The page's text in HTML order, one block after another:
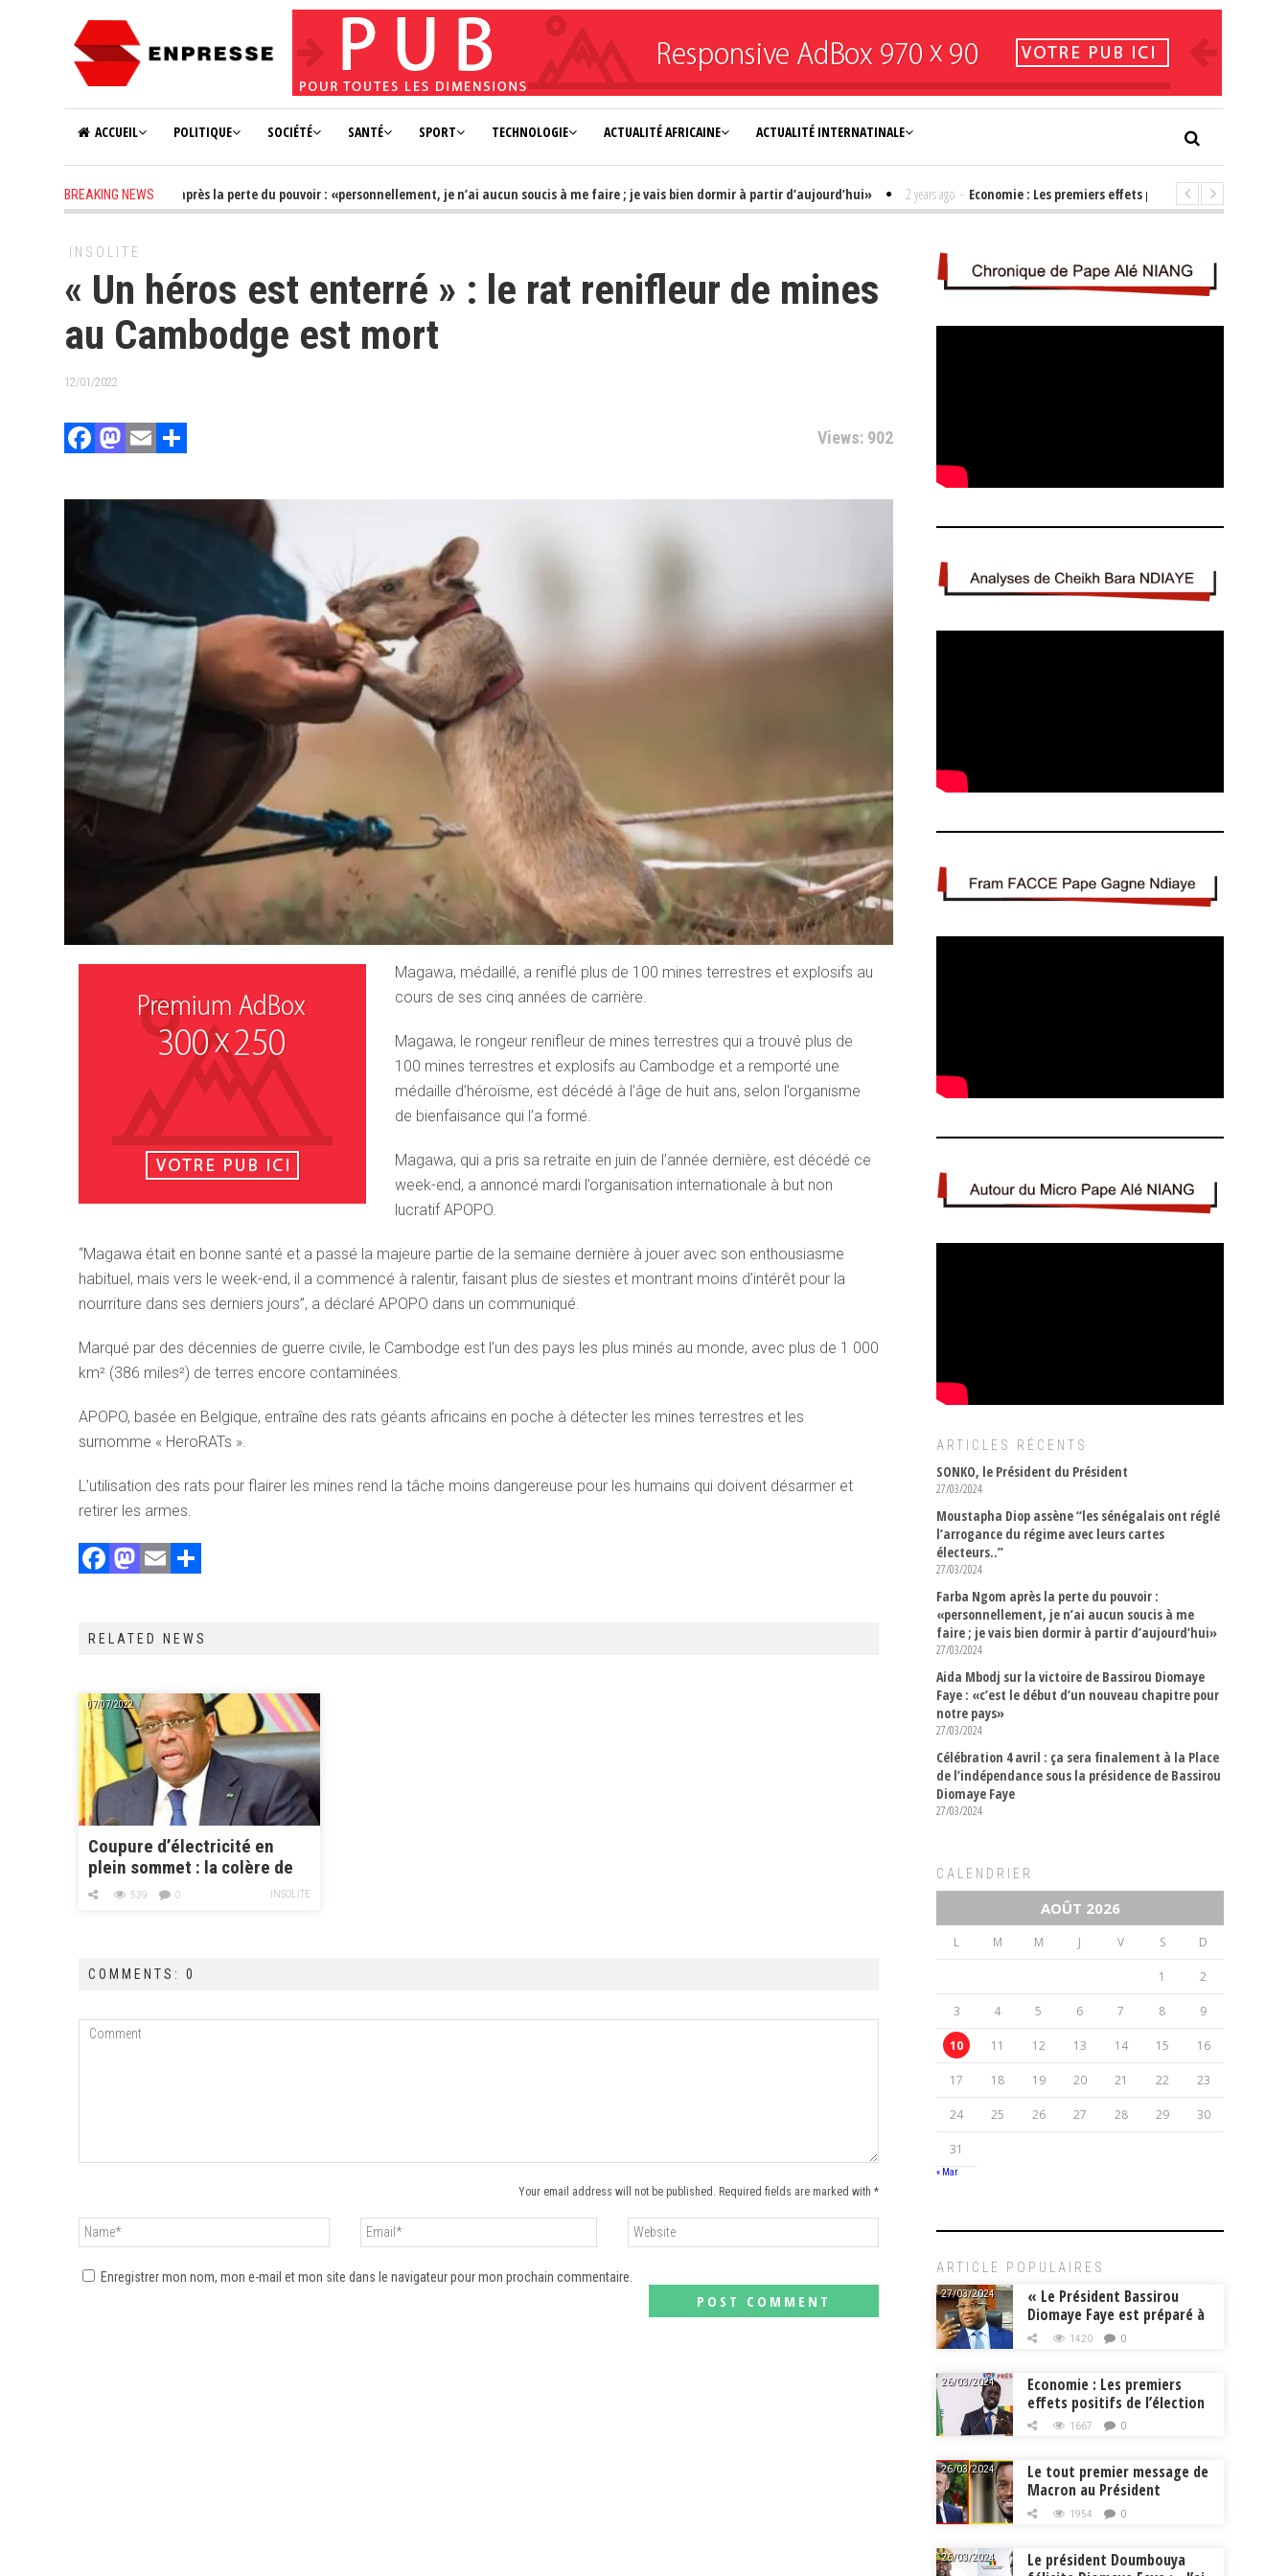
ACCUEIL POLITIQUE SOCIÉTÉ SANTÉ SPORT TECHNOLOGIE ACTUALITÉ AFRICAINE ACTUALITÉ INTERNATINALE
BREAKING NEWS
2 years ago - Farba Ngom après la perte du pouvoir : «personnellement, je n’ai aucun soucis à me faire ; je vais bien dormir à partir d’aujourd’hui» 2 years ago - Economie : Les premiers effets positifs de l'élection de
INSOLITE
« Un héros est enterré » : le rat renifleur de mines
au Cambodge est mort
12/01/2022
Views: 902
Facebook
Mastodon
Email
Magawa, médaillé, a reniflé plus de 100 mines terrestres et explosifs au
cours de ses cinq années de carrière.
Magawa, le rongeur renifleur de mines terrestres qui a trouvé plus de
100 mines terrestres et explosifs au Cambodge et a remporté une
médaille d’héroïsme, est décédé à l’âge de huit ans, selon l’organisme
de bienfaisance qui l’a formé.
Magawa, qui a pris sa retraite en juin de l’année dernière, est décédé ce
week-end, a annoncé mardi l’organisation internationale à but non
lucratif APOPO.
“Magawa était en bonne santé et a passé la majeure partie de la semaine dernière à jouer avec son enthousiasme
habituel, mais vers le week-end, il a commencé à ralentir, faisant plus de siestes et montrant moins d’intérêt pour la
nourriture dans ses derniers jours”, a déclaré APOPO dans un communiqué.
Marqué par des décennies de guerre civile, le Cambodge est l’un des pays les plus minés au monde, avec plus de 1 000
km² (386 miles²) de terres encore contaminées.
APOPO, basée en Belgique, entraîne des rats géants africains en poche à détecter les mines terrestres et les
surnomme « HeroRATs ».
L’utilisation des rats pour flairer les mines rend la tâche moins dangereuse pour les humains qui doivent désarmer et
retirer les armes.
F
b
ok
M
o
o
n
E
l
g
RELATED NEWS
07/07/2022
Coupure d’électricité en
plein sommet : la colère de
Macky qui réclame des
INSOLITE
539 0
COMMENTS: 0
Your email address will not be published. Required fields are marked with *
Enregistrer mon nom, mon e-mail et mon site dans le navigateur pour mon prochain commentaire.
ARTICLES RÉCENTS
SONKO, le Président du Président
27/03/2024
Moustapha Diop assène “les sénégalais ont réglé
l’arrogance du régime avec leurs cartes
électeurs..”
27/03/2024
Farba Ngom après la perte du pouvoir :
«personnellement, je n’ai aucun soucis à me
faire ; je vais bien dormir à partir d’aujourd’hui»
27/03/2024
Aida Mbodj sur la victoire de Bassirou Diomaye
Faye : «c’est le début d’un nouveau chapitre pour
notre pays»
27/03/2024
Célébration 4 avril : ça sera finalement à la Place
de l’indépendance sous la présidence de Bassirou
Diomaye Faye
27/03/2024
CALENDRIER
AOÛT 2026
L M M J V S D
1 2
3 4 5 6 7 8 9
10 11 12 13 14 15 16
17 18 19 20 21 22 23
24 25 26 27 28 29 30
31
« Mar
ARTICLE POPULAIRES
27/03/2024
« Le Président Bassirou
Diomaye Faye est préparé à
la tâche », Mouhamadou
Makhtar Cissé, Min.
1420 0
26/03/2024
Economie : Les premiers
effets positifs de l’élection
de Bassirou Diomaye Faye
1667 0
26/03/2024
Le tout premier message de
Macron au Président
Diomaye Faye
1954 0
26/03/2024
Le président Doumbouya